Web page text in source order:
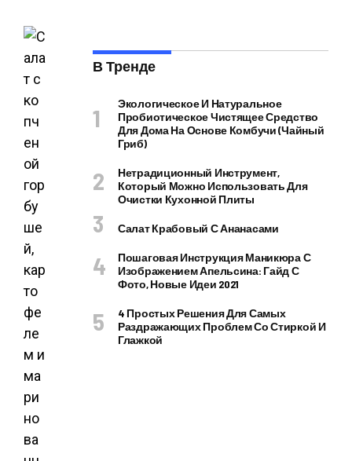
В Тренде
Экологическое И Натуральное
Пробиотическое Чистящее Средство
Для Дома На Основе Комбучи (чайный
Гриб)
Нетрадиционный Инструмент,
Который Можно Использовать Для
Очистки Кухонной Плиты
Салат Крабовый С Ананасами
Пошаговая Инструкция Маникюра С
Изображением Апельсина: Гайд С
Фото, Новые Идеи 2021
4 Простых Решения Для Самых
Раздражающих Проблем Со Стиркой И
Глажкой